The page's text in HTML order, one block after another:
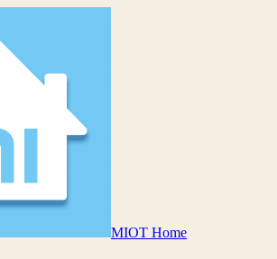
MIOT Home